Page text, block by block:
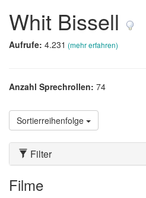
Whit Bissell
Aufrufe: 4.231 (mehr erfahren)
Anzahl Sprechrollen: 74
Sortierreihenfolge
Filter
Filme